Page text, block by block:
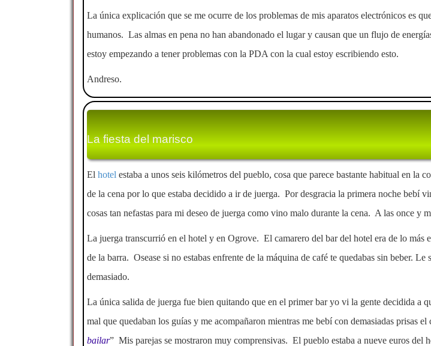
La única explicación que se me ocurre de los problemas de mis aparatos electrónicos es
humanos. Las almas en pena no han abandonado el lugar y causan que un flujo de
estoy empezando a tener problemas con la PDA con la cual estoy escribiendo esto.
Andreso.
La fiesta del marisco
El hotel estaba a unos seis kilómetros del pueblo, cosa que parece bastante habitual en la
de la cena por lo que estaba decidido a ir de juerga. Por desgracia la primera noche bebí
cosas tan nefastas para mi deseo de juerga como vino malo durante la cena. A las once y
La juerga transcurrió en el hotel y en Ogrove. El camarero del bar del hotel era de lo más
de la barra. Osease si no estabas enfrente de la máquina de café te quedabas sin beber.
demasiado.
La única salida de juerga fue bien quitando que en el primer bar yo vi la gente decidida
mal que quedaban los guías y me acompañaron mientras me bebí con demasiadas prisas
bailar” Mis parejas se mostraron muy comprensivas. El pueblo estaba a nueve euros